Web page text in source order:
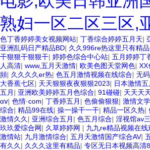
熟妇一区二区三区,
色丁香婷婷美女视频网站| 丁香综合婷婷五月天|
亚洲乱码日产精品BD| 久久996re热这里只有精
干狠狠干狠狠干| 婷婷色综合中心站| 五月婷婷丁
人高清| www,五月天激情| 欧美色图天堂网色| XX
頻| 久久久久er热| 色五月激情视频在线综合| 无
大香蕉七区| 天天狠狠夜夜狠狠2023| 日本激情五
五月 | 亚洲欧美婷婷五月色综合| 91碰碰| 天天天
αⅴ| 色情·com| 丁香婷五月 | 色偷偷狠狠| 激情文
综合| 精品99在线| 操一操干一干| 精品一区久热|
激情久久 | 亚洲综合五月 | 色五月综合| 淫视馆av
玖玖爱综合网| 久草婷婷网 | 九九re精品视频在线
激情站| 九月激情综合| 五月天激情国产综合AV|
有久久 | 久久久这里有精品| 专区无日本视频高清8